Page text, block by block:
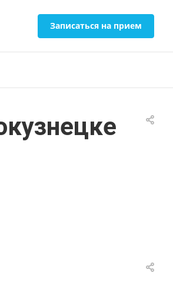
Записаться на прием